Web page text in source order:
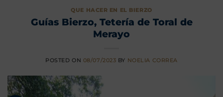
QUE HACER EN EL BIERZO
Guías Bierzo, Tetería de Toral de
Merayo
POSTED ON 08/07/2023 BY NOELIA CORREA